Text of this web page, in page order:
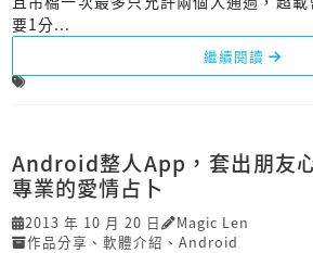
要1分...
繼續閱讀
Android整人App，套出朋友
專業的愛情占卜
2013 年 10 月 20 日
Magic Len
作品分享 、 軟體介紹 、 Android